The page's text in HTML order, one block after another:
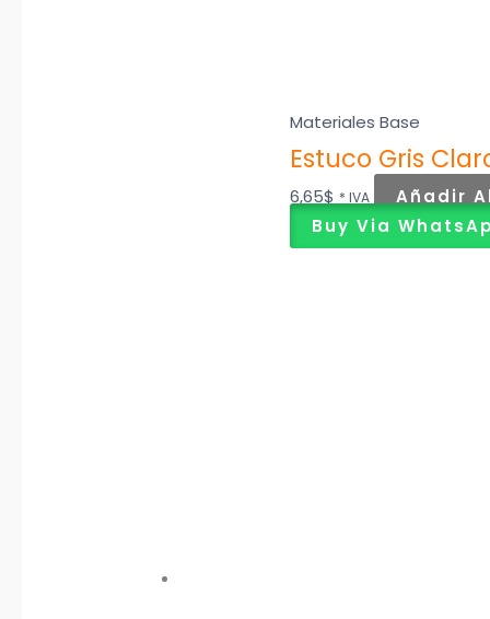
Materiales Base
Estuco Gris
6,65$ * IVA
Añadir
Buy Via